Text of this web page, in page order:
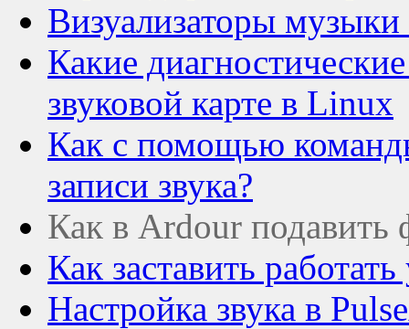
Визуализаторы
Какие
звуковой карте в Linux
Как с помощью
записи звука?
Как в Ardour
Как заставить
Настройка звука в